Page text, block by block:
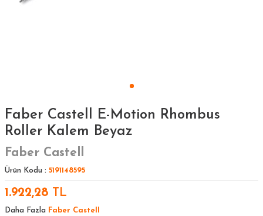
Faber Castell E-Motion Rhombus
Roller Kalem Beyaz
Faber Castell
Ürün Kodu : 5191148595
1.922,28 TL
Daha Fazla Faber Castell